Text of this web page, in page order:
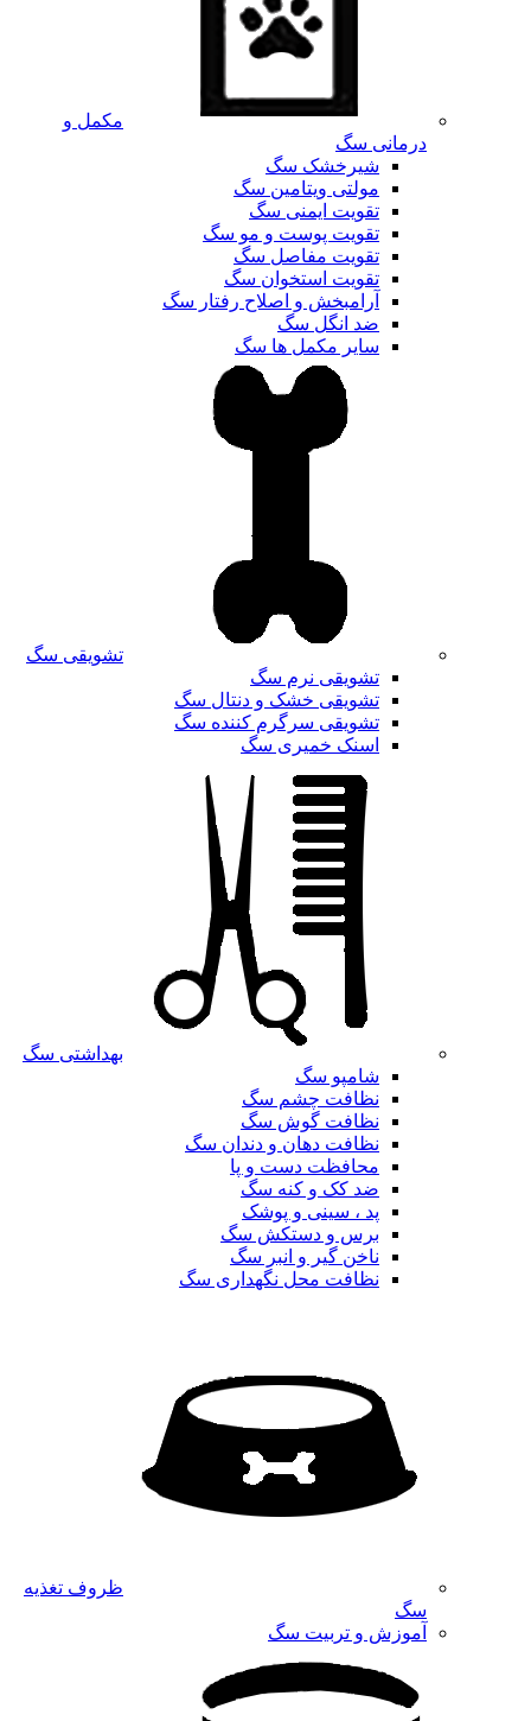
مکمل و
درمانی سگ
شیرخشک سگ
مولتی ویتامین سگ
تقویت ایمنی سگ
تقویت پوست و مو سگ
تقویت مفاصل سگ
تقویت استخوان سگ
آرامبخش و اصلاح رفتار سگ
ضد انگل سگ
سایر مکمل ها سگ
تشویقی سگ
تشویقی نرم سگ
تشویقی خشک و دنتال سگ
تشویقی سرگرم کننده سگ
اسنک خمیری سگ
بهداشتی سگ
شامپو سگ
نظافت چشم سگ
نظافت گوش سگ
نظافت دهان و دندان سگ
محافظت دست و پا
ضد کک و کنه سگ
پد ، سینی و پوشک
برس و دستکش سگ
ناخن گیر و انبر سگ
نظافت محل نگهداری سگ
ظروف تغذیه
سگ
آموزش و تربیت سگ